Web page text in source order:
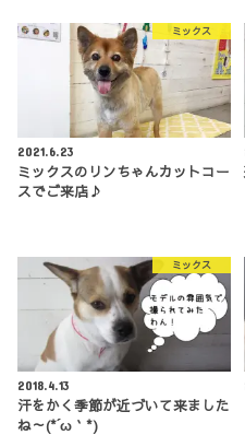
ミックス
2021.6.23
ミックスのリンちゃんカットコー
スでご来店♪
ミックス
2018.4.13
汗をかく季節が近づいて来ました
ね～(*´ω｀*)